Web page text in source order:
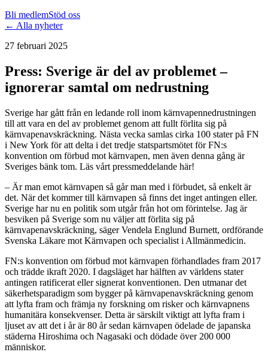
Bli medlemStöd oss
← Alla nyheter
27 februari 2025
Press: Sverige är del av problemet –
ignorerar samtal om nedrustning
Sverige har gått från en ledande roll inom kärnvapennedrustningen
till att vara en del av problemet genom att fullt förlita sig på
kärnvapenavskräckning. Nästa vecka samlas cirka 100 stater på FN
i New York för att delta i det tredje statspartsmötet för FN:s
konvention om förbud mot kärnvapen, men även denna gång är
Sveriges bänk tom. Läs vårt pressmeddelande här!
– Är man emot kärnvapen så går man med i förbudet, så enkelt är
det. När det kommer till kärnvapen så finns det inget antingen eller.
Sverige har nu en politik som utgår från hot om förintelse. Jag är
besviken på Sverige som nu väljer att förlita sig på
kärnvapenavskräckning, säger Vendela Englund Burnett, ordförande
Svenska Läkare mot Kärnvapen och specialist i Allmänmedicin.
FN:s konvention om förbud mot kärnvapen förhandlades fram 2017
och trädde ikraft 2020. I dagsläget har hälften av världens stater
antingen ratificerat eller signerat konventionen. Den utmanar det
säkerhetsparadigm som bygger på kärnvapenavskräckning genom
att lyfta fram och främja ny forskning om risker och kärnvapnens
humanitära konsekvenser. Detta är särskilt viktigt att lyfta fram i
ljuset av att det i år är 80 år sedan kärnvapen ödelade de japanska
städerna Hiroshima och Nagasaki och dödade över 200 000
människor.